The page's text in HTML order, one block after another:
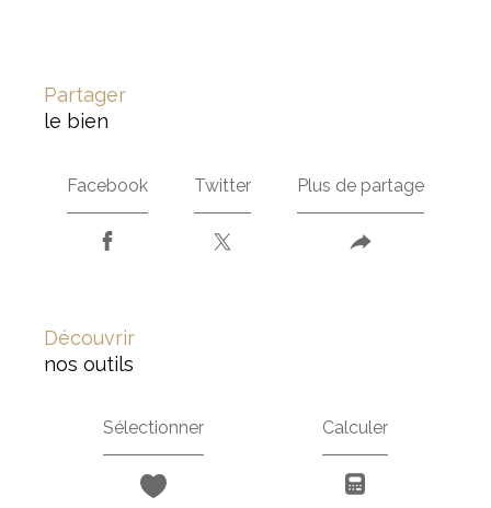
partager
le bien
Facebook Twitter Plus de partage
découvrir
nos outils
Sélectionner Calculer